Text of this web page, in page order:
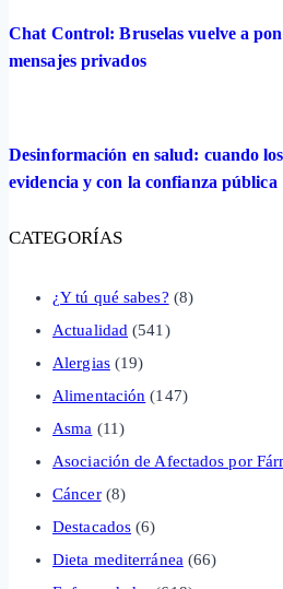
Chat Control: Bruselas vuelve a
mensajes privados
Desinformación en salud: cuando
evidencia y con la confianza pública
CATEGORÍAS
¿Y tú qué sabes? (8)
Actualidad (541)
Alergias(19)
Alimentación (147)
Asma (11)
Asociación de Afectados por
Cáncer(8)
Destacados (6)
Dieta mediterránea (66)